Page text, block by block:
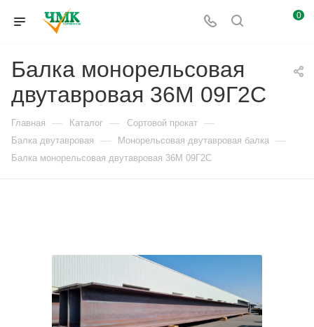
0
Балка монорельсовая
двутавровая 36М 09Г2С
Главная — Каталог — Сортовой прокат —
Балка двутавровая — Монорельсовая двутавровая балка —
Балка монорельсовая двутавровая 36М 09Г2С